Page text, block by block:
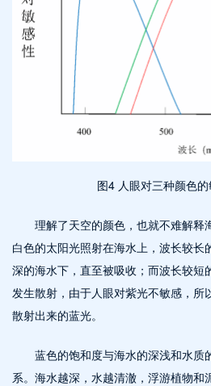
图4 人眼对三种颜色
理解了天空的颜色，也就不难解释
白色的太阳光照射在海水上，波长较长
深的海水下，直至被吸收；而波长较短
发生散射，由于人眼对紫光不敏感，所
散射出来的蓝光。
蓝色的饱和度与海水的深浅和水质
系。海水越深，水越清澈，浮游植物和